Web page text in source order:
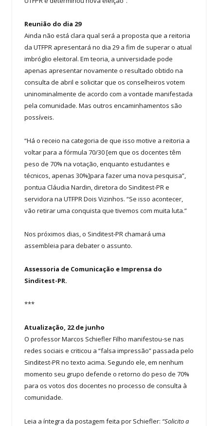
Reunião do dia 29
Ainda não está clara qual será a proposta que a reitoria
da UTFPR apresentará no dia 29 a fim de superar o atual
imbróglio eleitoral. Em teoria, a universidade pode
apenas apresentar novamente o resultado obtido na
consulta de abril e solicitar que os conselheiros votem
uninominalmente de acordo com a vontade manifestada
pela comunidade. Mas outros encaminhamentos são
possíveis.
“Há o receio na categoria de que isso motive a reitoria a
voltar para a fórmula 70/30 [em que os docentes têm
peso de 70% na votação, enquanto estudantes e
técnicos, apenas 30%]para fazer uma nova pesquisa”,
pontua Cláudia Nardin, diretora do Sinditest-PR e
servidora na UTFPR Dois Vizinhos. “Se isso acontecer,
vão retirar uma conquista que tivemos com muita luta.”
Nos próximos dias, o Sinditest-PR chamará uma
assembleia para debater o assunto.
Assessoria de Comunicação e Imprensa do
Sinditest-PR.
***
Atualização, 22 de junho
O professor Marcos Schiefler Filho manifestou-se nas
redes sociais e criticou a “falsa impressão” passada pelo
Sinditest-PR no texto acima. Segundo ele, em nenhum
momento seu grupo defende o retorno do peso de 70%
para os votos dos docentes no processo de consulta à
comunidade.
Leia a íntegra da postagem feita por Schiefler: “Solicito a